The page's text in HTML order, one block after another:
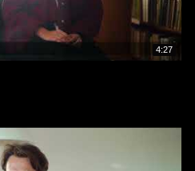
4:27